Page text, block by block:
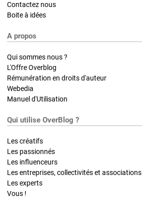
Contactez nous
Boite à idées
A propos
Qui sommes nous ?
L'Offre Overblog
Rémunération en droits d'auteur
Webedia
Manuel d'Utilisation
Qui utilise OverBlog ?
Les créatifs
Les passionnés
Les influenceurs
Les entreprises, collectivités et associations
Les experts
Vous !